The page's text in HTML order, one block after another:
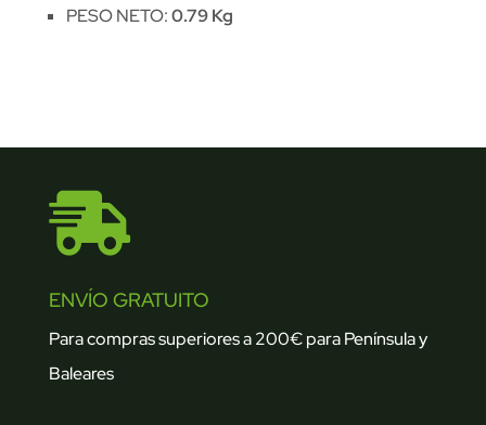
PESO NETO:0.79 Kg

ENVÍO GRATUITO
Para compras superiores a 200€ para Península y
Baleares